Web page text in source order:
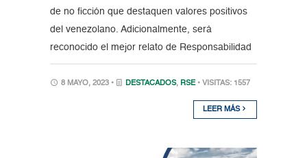
de no ficción que destaquen valores positivos
del venezolano. Adicionalmente, será
reconocido el mejor relato de Responsabilidad
8 MAYO, 2023 • DESTACADOS, RSE • VISITAS: 1557
LEER MÁS